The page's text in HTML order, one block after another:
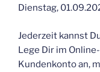
Dienstag,
Jederzeit kannst
Lege Dir im
Kundenkonto an,